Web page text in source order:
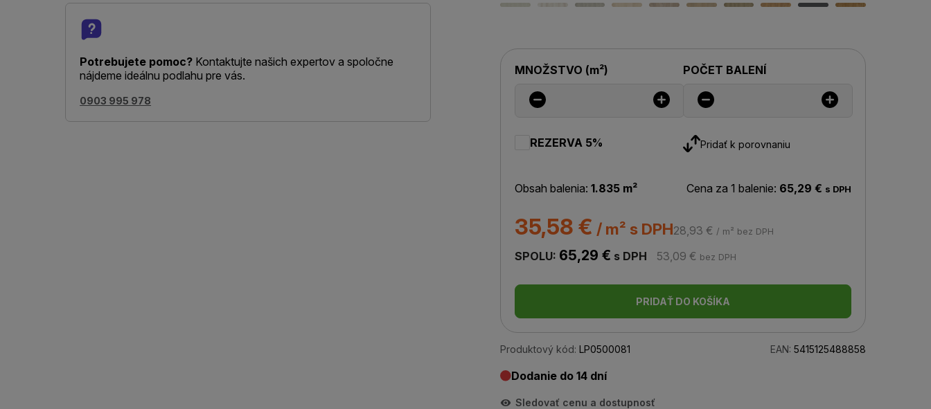
Potrebujete pomoc? Kontaktujte našich expertov a spoločne
nájdeme ideálnu podlahu pre vás.
0903 995 978
MNOŽSTVO (m²) POČET BALENÍ
REZERVA 5% Pridať k porovnaniu
Obsah balenia: 1.835 m² Cena za 1 balenie: 65,29 € s DPH
35,58 € / m² s DPH28,93 € / m² bez DPH
SPOLU: 65,29 € s DPH 53,09 € bez DPH
PRIDAŤ DO KOŠÍKA
Produktový kód: LP0500081 EAN: 5415125488858
Dodanie do 14 dní
Sledovať cenu a dostupnosť